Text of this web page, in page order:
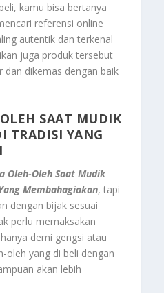
kamu bisa bertanya
referensi online
autentik dan terkenal
juga produk tersebut
dan dikemas dengan baik
SAAT MUDIK
TRADISI YANG
Oleh-Oleh Saat Mudik
Membahagiakan, tapi
dengan bijak sesuai
perlu memaksakan
demi gengsi atau
oleh yang di beli dengan
akan lebih